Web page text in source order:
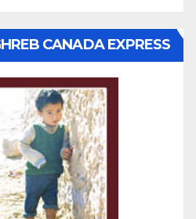
CANADA EXPRESS